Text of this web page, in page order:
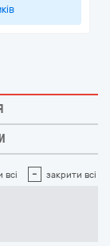
всі - закрити всі